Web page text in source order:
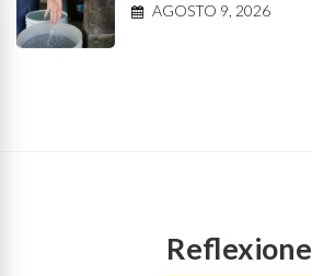
AGOSTO 9, 2026